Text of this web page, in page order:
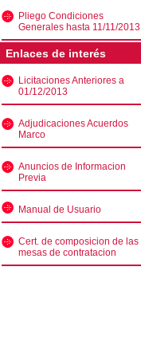
Pliego Condiciones
Generales hasta 11/11/2013
Enlaces de interés
Licitaciones Anteriores a
01/12/2013
Adjudicaciones Acuerdos
Marco
Anuncios de Informacion
Previa
Manual de Usuario
Cert. de composicion de las
mesas de contratacion